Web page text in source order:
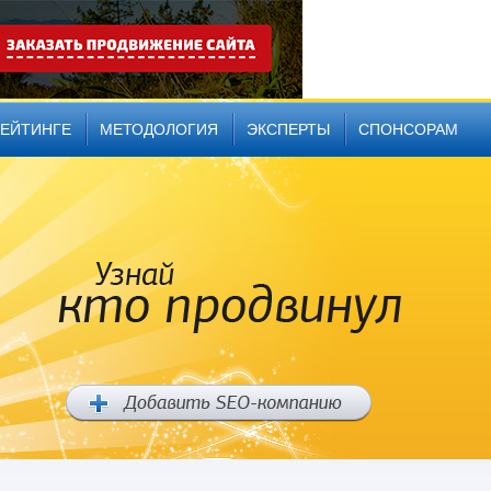
МЕТОДОЛОГИЯ ЭКСПЕРТЫ СПОНСОРАМ